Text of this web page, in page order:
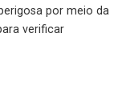
por meio da
verificar